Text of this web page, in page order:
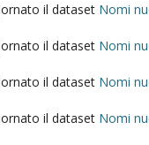
il dataset Nomi
il dataset Nomi
il dataset Nomi
il dataset Nomi